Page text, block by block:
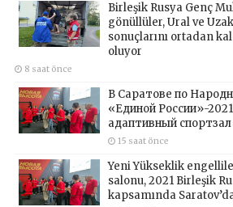
Birleşik Rusya Genç
gönüllüler, Ural ve
sonuçlarını ortadan
oluyor
8 saat önce
В Саратове по
«Единой России»-
адаптивный
15 saat önce
Yeni Yükseklik
salonu, 2021 Birleşik
kapsamında